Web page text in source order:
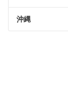
沖縄